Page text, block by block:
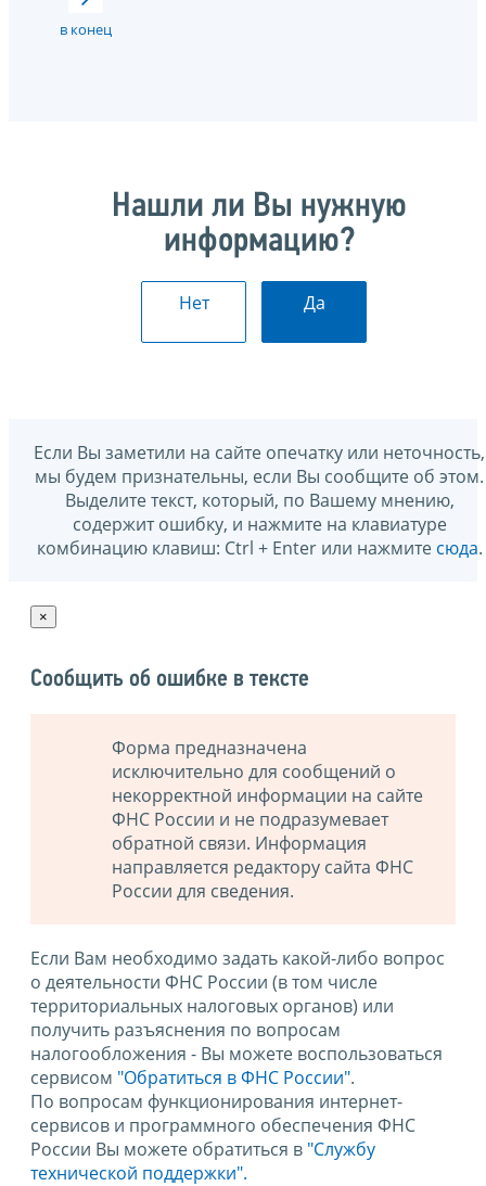
в конец
Нашли ли Вы нужную
информацию?
Нет Да
Если Вы заметили на сайте опечатку или неточность,
мы будем признательны, если Вы сообщите об этом.
Выделите текст, который, по Вашему мнению,
содержит ошибку, и нажмите на клавиатуре
комбинацию клавиш: Ctrl + Enter или нажмите сюда.
×
Сообщить об ошибке в тексте
Форма предназначена
исключительно для сообщений о
некорректной информации на сайте
ФНС России и не подразумевает
обратной связи. Информация
направляется редактору сайта ФНС
России для сведения.
Если Вам необходимо задать какой-либо вопрос
о деятельности ФНС России (в том числе
территориальных налоговых органов) или
получить разъяснения по вопросам
налогообложения - Вы можете воспользоваться
сервисом "Обратиться в ФНС России".
По вопросам функционирования интернет-
сервисов и программного обеспечения ФНС
России Вы можете обратиться в "Службу
технической поддержки".